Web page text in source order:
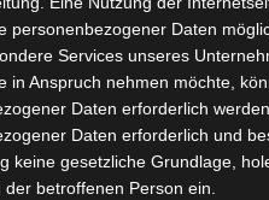
personenbezogener Daten
Services unseres
in Anspruch nehmen möchte,
Daten erforderlich
Daten erforderlich und
keine gesetzliche Grundlage,
der betroffenen Person ein.